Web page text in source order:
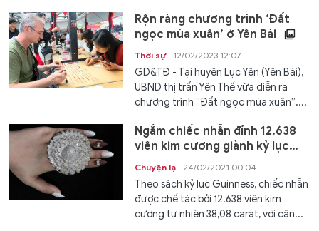
Rộn ràng chương trình ‘Đất
ngọc mùa xuân’ ở Yên Bái
Thời sự 12/02/2023 12:07
GD&TĐ - Tại huyện Lục Yên (Yên Bái),
UBND thị trấn Yên Thế vừa diễn ra
chương trình “Đất ngọc mùa xuân”....
Ngắm chiếc nhẫn đính 12.638
viên kim cương giành kỷ lục
Guinness
Chuyện lạ 24/02/2021 00:04
Theo sách kỷ lục Guinness, chiếc nhẫn
được chế tác bởi 12.638 viên kim
cương tự nhiên 38,08 carat, với cân...